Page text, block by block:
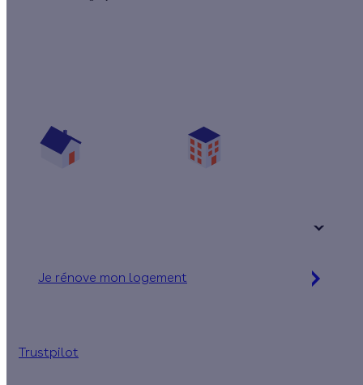
Je rénove mon logement
Trustpilot